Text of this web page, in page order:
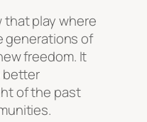
that play where
generations of
freedom. It
better
of the past